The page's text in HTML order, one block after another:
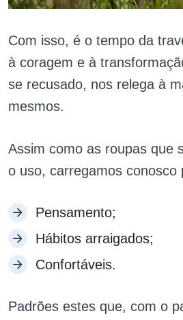
Com isso, é o tempo da
à coragem e à
se recusado, nos relega à
mesmos.
Assim como as roupas que
o uso, carregamos conosco
Pensamento;
Hábitos arraigados;
Confortáveis.
Padrões estes que, com o